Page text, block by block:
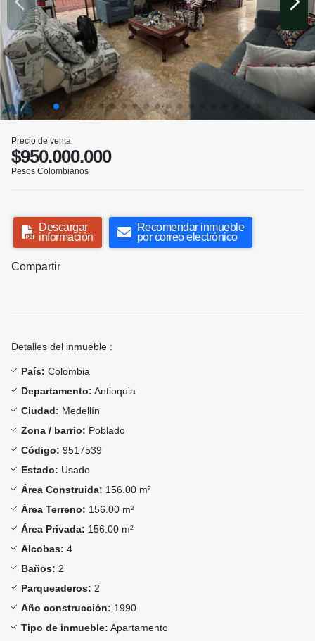
Precio de venta
$950.000.000
Pesos Colombianos
Descargar
información
Recomendar inmueble
por correo electrónico
Compartir
Detalles del inmueble :
País: Colombia
Departamento: Antioquia
Ciudad: Medellín
Zona / barrio: Poblado
Código: 9517539
Estado: Usado
Área Construida: 156.00 m²
Área Terreno: 156.00 m²
Área Privada: 156.00 m²
Alcobas: 4
Baños: 2
Parqueaderos: 2
Año construcción: 1990
Tipo de inmueble: Apartamento